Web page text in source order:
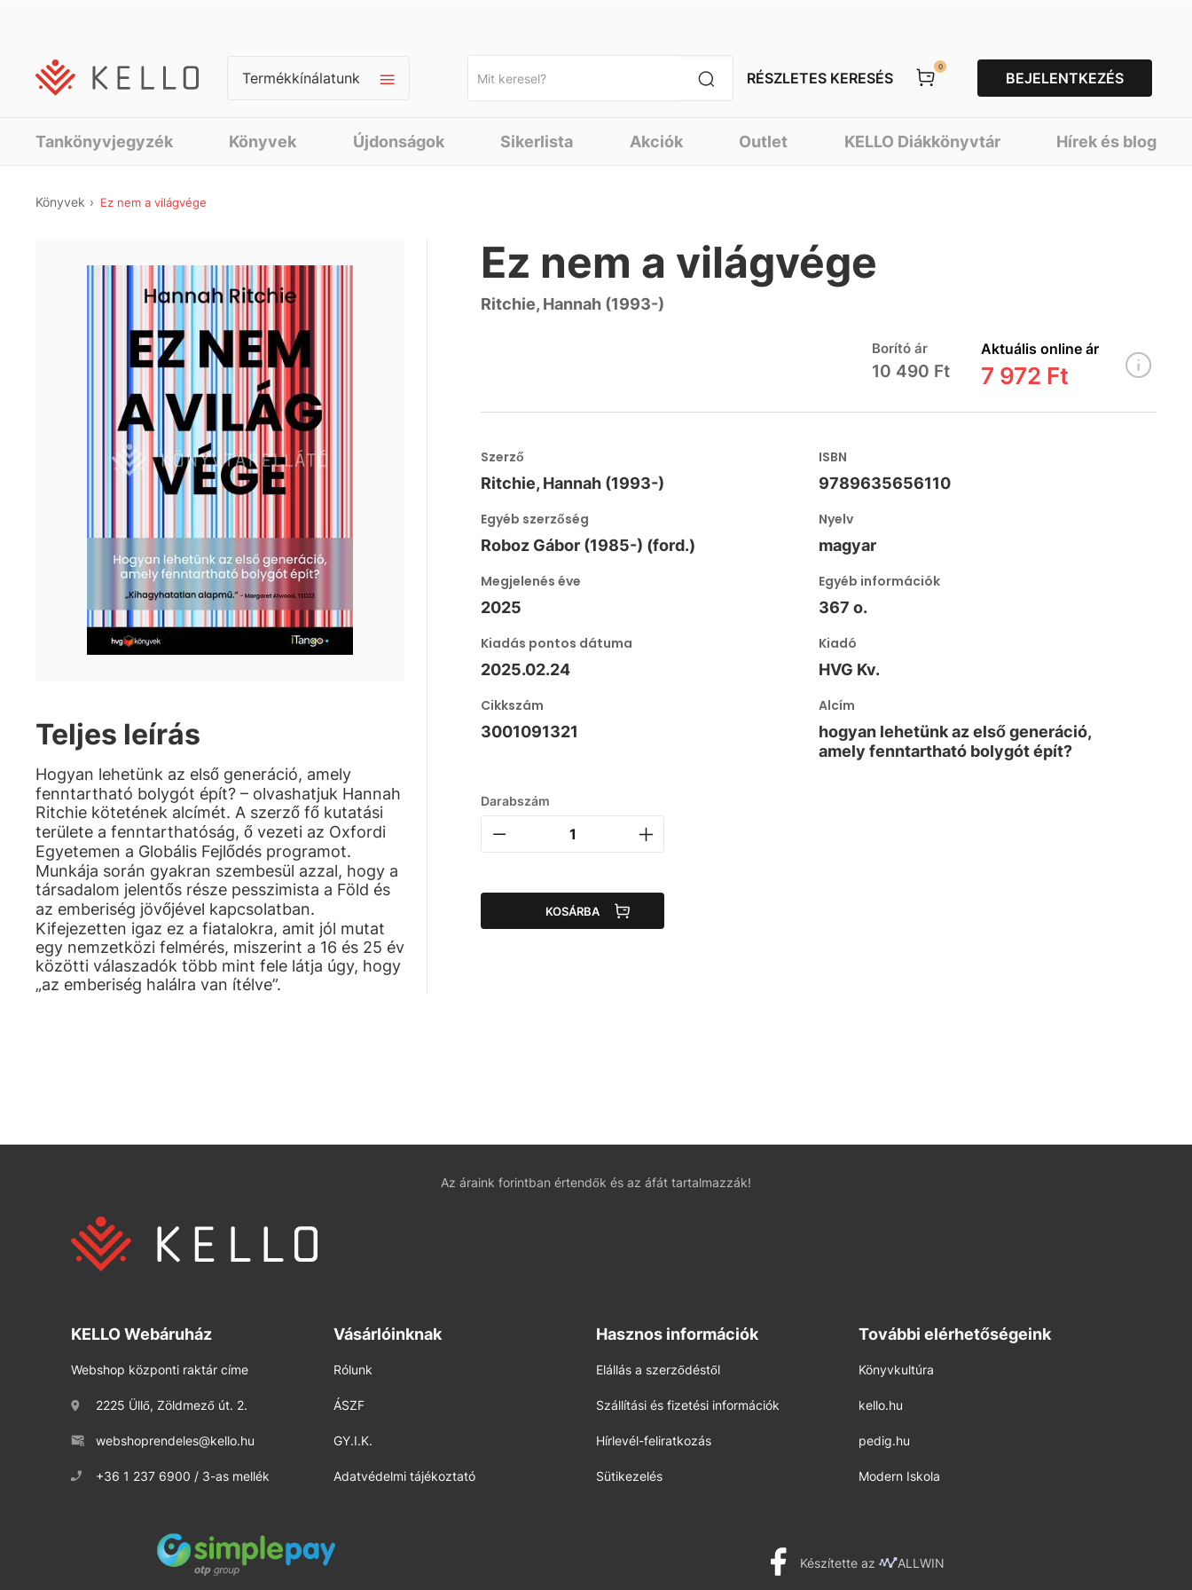
Termékkínálatunk RÉSZLETES KERESÉS
0
BEJELENTKEZÉS
Tankönyvjegyzék Könyvek Újdonságok Sikerlista Akciók Outlet KELLO Diákkönyvtár Hírek és blog
Könyvek Ez nem a világvége
Teljes leírás
Hogyan lehetünk az első generáció, amely
fenntartható bolygót épít? – olvashatjuk Hannah
Ritchie kötetének alcímét. A szerző fő kutatási
területe a fenntarthatóság, ő vezeti az Oxfordi
Egyetemen a Globális Fejlődés programot.
Munkája során gyakran szembesül azzal, hogy a
társadalom jelentős része pesszimista a Föld és
az emberiség jövőjével kapcsolatban.
Kifejezetten igaz ez a fiatalokra, amit jól mutat
egy nemzetközi felmérés, miszerint a 16 és 25 év
közötti válaszadók több mint fele látja úgy, hogy
„az emberiség halálra van ítélve”.
Ez nem a világvége
Ritchie, Hannah (1993-)
Borító ár
10 490 Ft
Aktuális online ár
7 972 Ft
Szerző
Ritchie, Hannah (1993-)
ISBN
9789635656110
Egyéb szerzőség
Roboz Gábor (1985-) (ford.)
Nyelv
magyar
Megjelenés éve
2025
Egyéb információk
367 o.
Kiadás pontos dátuma
2025.02.24
Kiadó
HVG Kv.
Cikkszám
3001091321
Alcím
hogyan lehetünk az első generáció,
amely fenntartható bolygót épít?
Darabszám
KOSÁRBA
Az áraink forintban értendők és az áfát tartalmazzák!
KELLO Webáruház
Webshop központi raktár címe
2225 Üllő, Zöldmező út. 2.
webshoprendeles@kello.hu
+36 1 237 6900 / 3-as mellék
Vásárlóinknak
Rólunk
ÁSZF
GY.I.K.
Adatvédelmi tájékoztató
Hasznos információk
Elállás a szerződéstől
Szállítási és fizetési információk
Hírlevél-feliratkozás
Sütikezelés
További elérhetőségeink
Könyvkultúra
kello.hu
pedig.hu
Modern Iskola
Készítette az ALLWIN